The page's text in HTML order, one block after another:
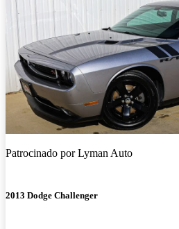
Patrocinado porLyman Auto
2013 Dodge Challenger